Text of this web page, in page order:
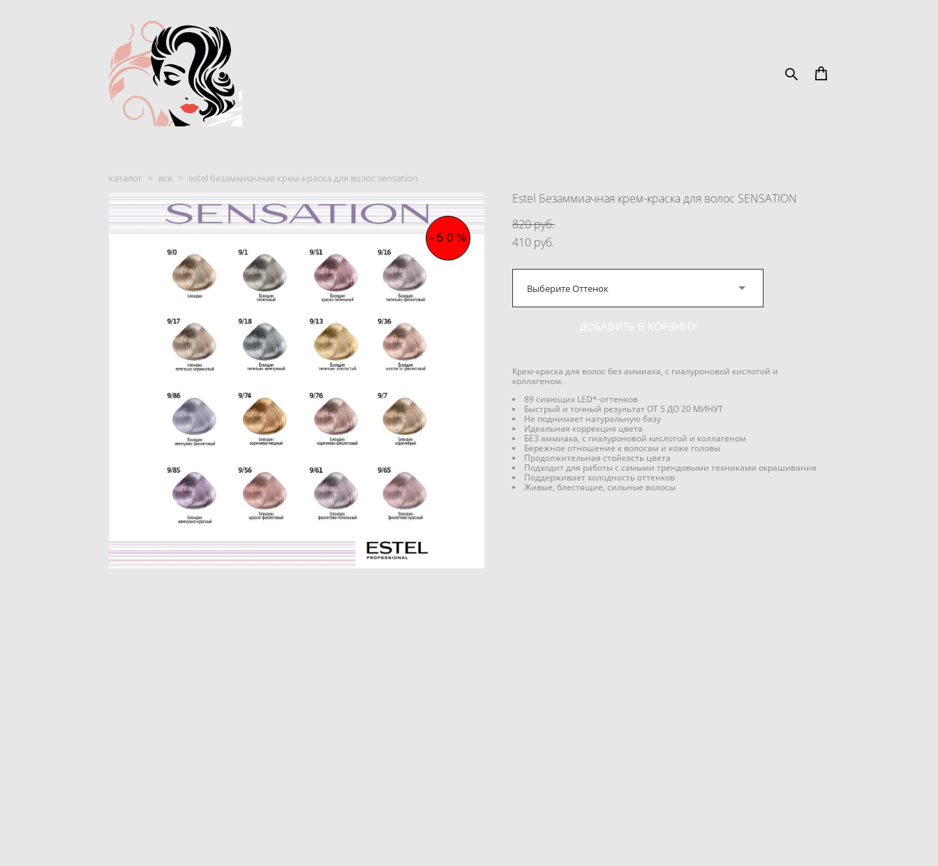
каталог > все > estel безаммиачная крем-краска для волос sensation
-50%
Estel Безаммиачная крем-краска для волос SENSATION
820 pуб.
410 pуб.
Выберите Оттенок
ДОБАВИТЬ В КОРЗИНУ
Крем-краска для волос без аммиака, с гиалуроновой кислотой и
коллагеном.
89 сияющих LED*-оттенков
Быстрый и точный результат ОТ 5 ДО 20 МИНУТ
Не поднимает натуральную базу
Идеальная коррекция цвета
БЕЗ аммиака, с гиалуроновой кислотой и коллагеном
Бережное отношение к волосам и коже головы
Продолжительная стойкость цвета
Подходит для работы с самыми трендовыми техниками окрашивания
Поддерживает холодность оттенков
Живые, блестящие, сильные волосы